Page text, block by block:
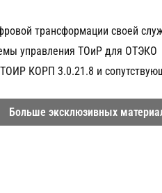
трансформации своей
управления ТОиР для ОТЭКО
КОРП 3.0.21.8 и
Больше эксклюзивных